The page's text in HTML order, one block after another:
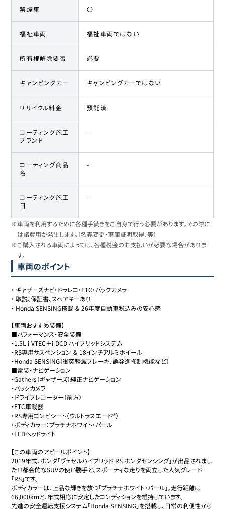
禁煙車 〇
福祉車両 福祉車両ではない
所有権解除要否 必要
キャンピングカー キャンピングカーではない
リサイクル料金 預託済
コーティング施工
ブランド
-
コーティング商品
名
-
コーティング施工
日
-
※車両を利用するために各種手続きをご自身で行う必要があります。その際に
は諸費用が発生します。（名義変更・車庫証明取得、等）
※ご購入される車両によっては、各種税金のお支払いが必要な場合がありま
す。
車両のポイント
・ ギャザーズナビ・ドラレコ・ETC・バックカメラ
・取説、保証書、スペアキーあり
・ Honda SENSING搭載 ＆ 26年度自動車税込みの安心感
【車両おすすめ装備】
■パフォーマンス・安全装備
​・1.5L i-VTEC＋i-DCD ハイブリッドシステム
​・RS専用サスペンション ＆ 18インチアルミホイール
​・Honda SENSING（衝突軽減ブレーキ、誤発進抑制機能など）
​■電装・ナビゲーション
​・Gathers（ギャザーズ）純正ナビゲーション
​・バックカメラ
​・ドライブレコーダー（前方）
​・ETC車載器
・RS専用コンビシート（ウルトラスエード®）
​・ボディカラー：プラチナホワイト・パール
・​LEDヘッドライト
【この車両のアピールポイント】
2019年式、ホンダ「ヴェゼルハイブリッド RS ホンダセンシング」が出品されまし
た！！都会的なSUVの使い勝手と、スポーティな走りを両立した人気グレード
「RS」です。
ボディカラーは、上品な輝きを放つ「プラチナホワイト・パール」。走行距離は
66,000kmと、年式相応に安定したコンディションを維持しています。
先進の安全運転支援システム「Honda SENSING」を搭載し、日常の利便性から